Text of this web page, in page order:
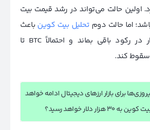
اولین حالت می‌تواند در رشد قیمت بیت
اما حالت دوم تحلیل بیت کوین باعث
می‌شود که بازار در رکود باقی بماند و احتمالاً BTC تا
برای بازار ارزهای دیجیتال ادامه خواهد
هزار دلار خواهد رسید؟